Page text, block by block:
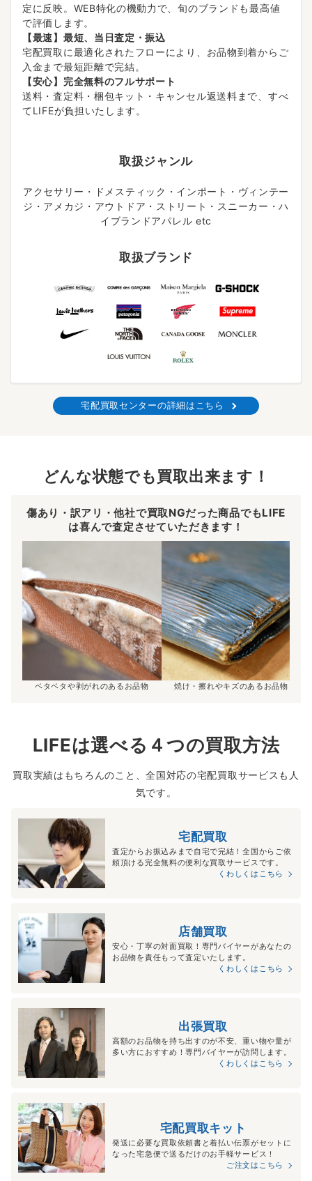
定に反映。WEB特化の機動力で、旬のブランドも最高値
で評価します。
【最速】最短、当日査定・振込
宅配買取に最適化されたフローにより、お品物到着からご
入金まで最短距離で完結。
【安心】完全無料のフルサポート
送料・査定料・梱包キット・キャンセル返送料まで、すべ
てLIFEが負担いたします。
取扱ジャンル
アクセサリー・ドメスティック・インポート・ヴィンテー
ジ・アメカジ・アウトドア・ストリート・スニーカー・ハ
イブランドアパレル etc
取扱ブランド
宅配買取センターの詳細はこちら
どんな状態でも買取出来ます！
傷あり・訳アリ・他社で買取NGだった商品でもLIFE
は喜んで査定させていただきます！
ベタベタや剥がれのあるお品物 焼け・擦れやキズのあるお品物
LIFEは選べる４つの買取方法
買取実績はもちろんのこと、全国対応の宅配買取サービスも人
気です。
宅配買取
査定からお振込みまで自宅で完結！全国からご依
頼頂ける完全無料の便利な買取サービスです。
くわしくはこちら
店舗買取
安心・丁寧の対面買取！専門バイヤーがあなたの
お品物を責任もって査定いたします。
くわしくはこちら
出張買取
高額のお品物を持ち出すのが不安、重い物や量が
多い方におすすめ！専門バイヤーが訪問します。
くわしくはこちら
宅配買取キット
発送に必要な買取依頼書と着払い伝票がセットに
なった宅急便で送るだけのお手軽サービス！
ご注文はこちら